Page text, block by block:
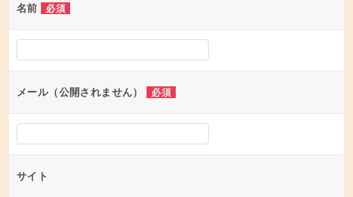
ー
シ
ョ
ン
名前 必須
メール（公開されません） 必須
サイト